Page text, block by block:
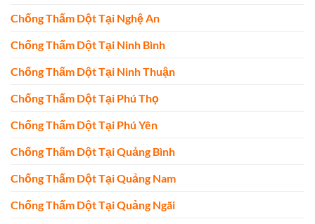
Chống Thấm Dột Tại Nghệ An
Chống Thấm Dột Tại Ninh Bình
Chống Thấm Dột Tại Ninh Thuận
Chống Thấm Dột Tại Phú Thọ
Chống Thấm Dột Tại Phú Yên
Chống Thấm Dột Tại Quảng Bình
Chống Thấm Dột Tại Quảng Nam
Chống Thấm Dột Tại Quảng Ngãi